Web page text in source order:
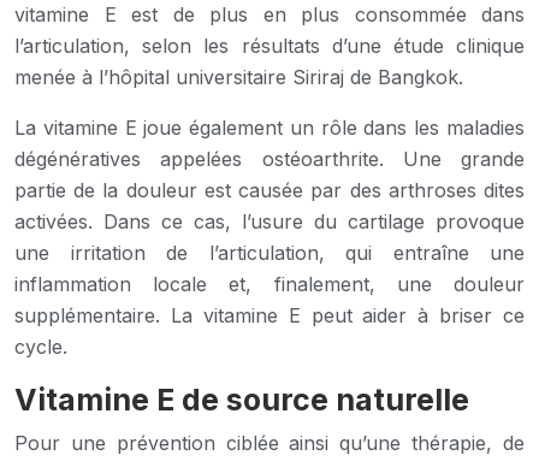
vitamine E est de plus en plus consommée dans
l’articulation, selon les résultats d’une étude clinique
menée à l’hôpital universitaire Siriraj de Bangkok.
La vitamine E joue également un rôle dans les maladies
dégénératives appelées ostéoarthrite. Une grande
partie de la douleur est causée par des arthroses dites
activées. Dans ce cas, l’usure du cartilage provoque
une irritation de l’articulation, qui entraîne une
inflammation locale et, finalement, une douleur
supplémentaire. La vitamine E peut aider à briser ce
cycle.
Vitamine E de source naturelle
Pour une prévention ciblée ainsi qu’une thérapie, de